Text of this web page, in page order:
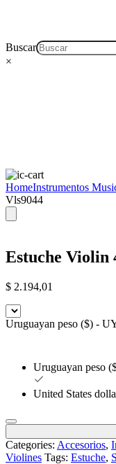
Buscar
×
HomeInstrumentos
Vls9044
Estuche Violin
$ 2.194,01
Uruguayan peso ($) -
Uruguayan peso
United States
Categories: Accesorios,
Violines Tags: Estuche,